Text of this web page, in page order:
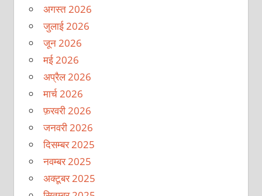
अगस्त 2026
जुलाई 2026
जून 2026
मई 2026
अप्रैल 2026
मार्च 2026
फ़रवरी 2026
जनवरी 2026
दिसम्बर 2025
नवम्बर 2025
अक्टूबर 2025